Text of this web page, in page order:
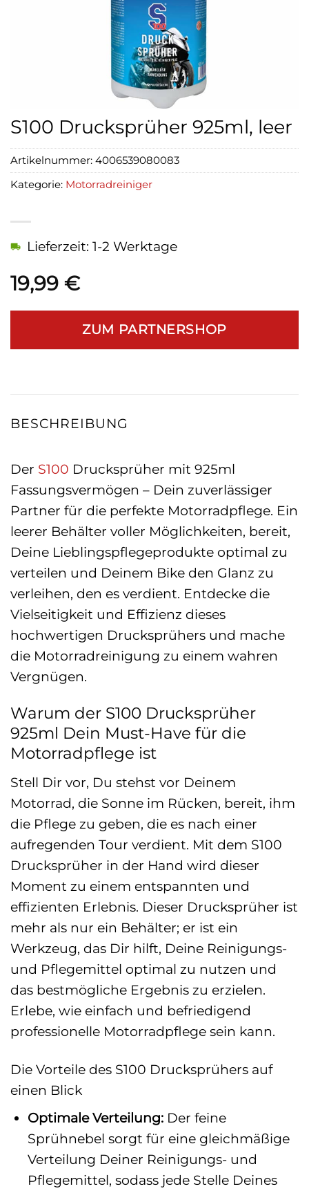
S100 Drucksprüher 925ml, leer
19,99 €
Lieferzeit: 1-2 Werktage
ZUM PARTNERSHOP
Artikelnummer: 4006539080083
Kategorie: Motorradreiniger
BESCHREIBUNG
Der S100 Drucksprüher mit 925ml
Fassungsvermögen – Dein zuverlässiger
Partner für die perfekte Motorradpflege. Ein
leerer Behälter voller Möglichkeiten, bereit,
Deine Lieblingspflegeprodukte optimal zu
verteilen und Deinem Bike den Glanz zu
verleihen, den es verdient. Entdecke die
Vielseitigkeit und Effizienz dieses
hochwertigen Drucksprühers und mache
die Motorradreinigung zu einem wahren
Vergnügen.
Warum der S100 Drucksprüher
925ml Dein Must-Have für die
Motorradpflege ist
Stell Dir vor, Du stehst vor Deinem
Motorrad, die Sonne im Rücken, bereit, ihm
die Pflege zu geben, die es nach einer
aufregenden Tour verdient. Mit dem S100
Drucksprüher in der Hand wird dieser
Moment zu einem entspannten und
effizienten Erlebnis. Dieser Drucksprüher ist
mehr als nur ein Behälter; er ist ein
Werkzeug, das Dir hilft, Deine Reinigungs-
und Pflegemittel optimal zu nutzen und
das bestmögliche Ergebnis zu erzielen.
Erlebe, wie einfach und befriedigend
professionelle Motorradpflege sein kann.
Die Vorteile des S100 Drucksprühers auf
einen Blick
Optimale Verteilung:Der feine
Sprühnebel sorgt für eine gleichmäßige
Verteilung Deiner Reinigungs- und
Pflegemittel, sodass jede Stelle Deines